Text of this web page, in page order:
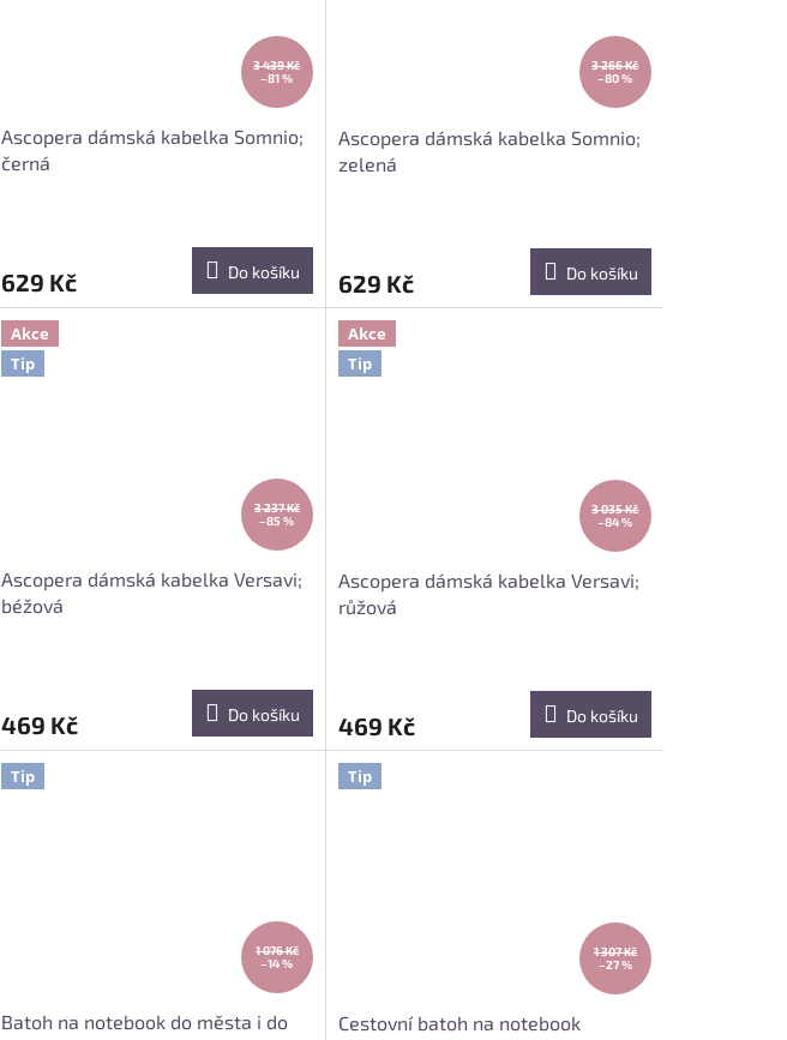
3 439 Kč
–81 %
Ascopera dámská kabelka Somnio;
černá
629 Kč Do košíku
3 266 Kč
–80 %
Ascopera dámská kabelka Somnio;
zelená
629 Kč Do košíku
Akce
Tip
3 237 Kč
–85 %
Ascopera dámská kabelka Versavi;
béžová
469 Kč Do košíku
Akce
Tip
3 035 Kč
–84 %
Ascopera dámská kabelka Versavi;
růžová
469 Kč Do košíku
Tip
1 076 Kč
–14 %
Batoh na notebook do města i do
Tip
1 307 Kč
–27 %
Cestovní batoh na notebook